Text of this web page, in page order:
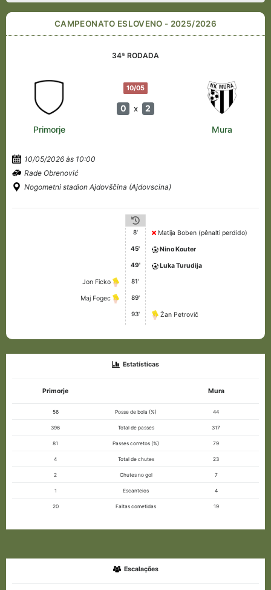
CAMPEONATO ESLOVENO - 2025/2026
34ª RODADA
10/05
0 x 2
Primorje Mura
10/05/2026 às 10:00
Rade Obrenović
Nogometni stadion Ajdovščina (Ajdovscina)
8' Matija Boben (pênalti perdido)
45' Nino Kouter
49' Luka Turudija
Jon Ficko 81'
Maj Fogec 89'
93' Žan Petrovič
Estatísticas
Primorje Mura
56 Posse de bola (%) 44
396 Total de passes 317
81 Passes corretos (%) 79
4 Total de chutes 23
2 Chutes no gol 7
1 Escanteios 4
20 Faltas cometidas 19
Escalações